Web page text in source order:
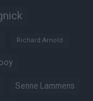
Richard Arnold
Senne Lammens